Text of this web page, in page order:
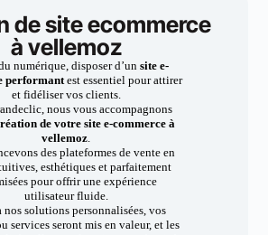
de site ecommerce
à vellemoz
numérique, disposer d’un site e-
performantest essentiel pour attirer
et fidéliser vos clients.
nous vous accompagnons
de votre site e-commerce à
vellemoz.
des plateformes de vente en
esthétiques et parfaitement
pour offrir une expérience
utilisateur fluide.
nos solutions personnalisées, vos
services seront mis en valeur, et les